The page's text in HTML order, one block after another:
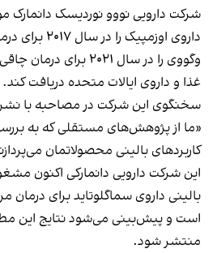
شرکت دارویی نووو نوردیسک
داروی اوزمپیک
وگووی را در سال ۲۰۲۱
غذا و داروی ایالات متحده دریافت کند.
سخنگوی این شرکت در مصاحبه با
«ما از پژوهش‌های مستقلی که به
کاربردهای بالینی محصولاتمان
این شرکت دارویی دانمارکی اکنون
بالینی داروی سماگلوتاید برای درمان
است و پیش‌بینی می‌شود نتایج این
منتشر شود.